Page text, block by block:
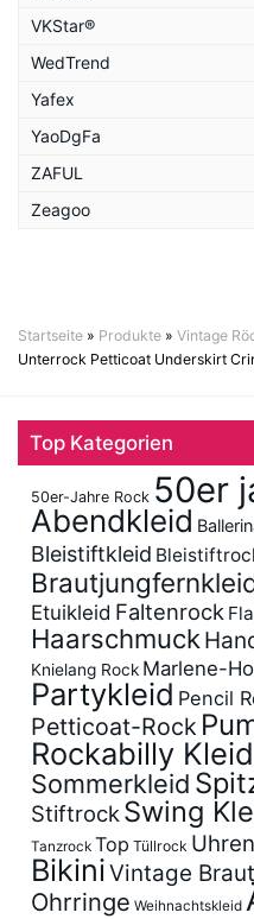
VKStar®
WedTrend
Yafex
YaoDgFa
ZAFUL
Zeagoo
Startseite » Produkte » Vintage
Unterrock Petticoat Underskirt
Top Kategorien
50er-Jahre Rock 50er
Abendkleid
Bleistiftkleid
Etuikleid Faltenrock
Haarschmuck
Knielang Rock Marlene-
Partykleid Pencil
Petticoat-Rock
Rockabilly Kleid
Sommerkleid
Stiftrock Swing
Tanzrock Top Tüllrock Uhren
BikiniVintage
Ohrringe Weihnachtskleid